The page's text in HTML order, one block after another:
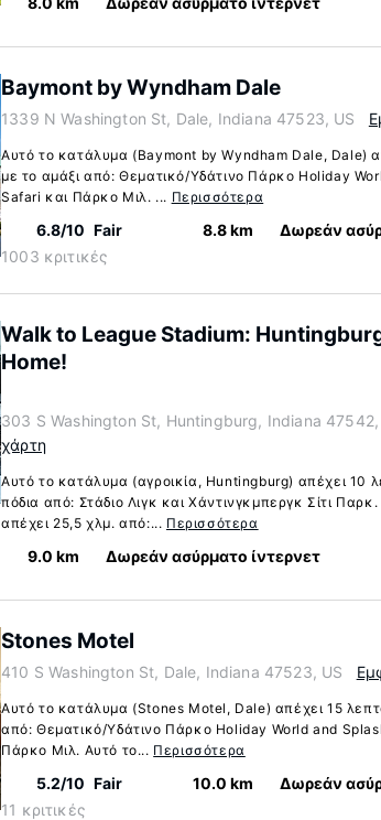
Baymont by Wyndham Dale
1339 N Washington St, Dale, Indiana 47523, US
Αυτό το κατάλυμα (Baymont by Wyndham Dale, Dale)
με το αμάξι από: Θεματικό/Υδάτινο Πάρκο Holiday
Safari και Πάρκο Μιλ. ... Περισσότερα
6.8/10 Fair
1003 κριτικές
8.8 km Δωρεάν
Walk to League Stadium:
Home!
303 S Washington St, Huntingburg, Indiana 47542,
χάρτη
Αυτό το κατάλυμα (αγροικία, Huntingburg) απέχει 10
πόδια από: Στάδιο Λιγκ και Χάντινγκμπεργκ Σίτι Παρκ.
απέχει 25,5 χλμ. από:... Περισσότερα
9.0 km Δωρεάν ασύρματο ίντερνετ
Stones Motel
410 S Washington St, Dale, Indiana 47523, US
Αυτό το κατάλυμα (Stones Motel, Dale) απέχει 15
από: Θεματικό/Υδάτινο Πάρκο Holiday World and
Πάρκο Μιλ. Αυτό το... Περισσότερα
5.2/10 Fair
11 κριτικές
10.0 km Δωρεάν